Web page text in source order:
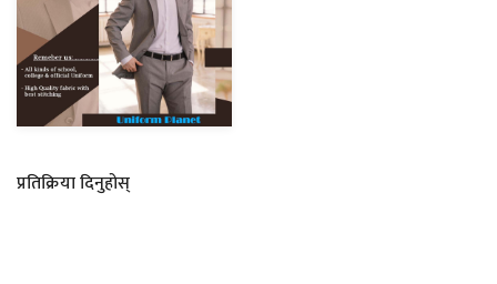
प्रतिक्रिया दिनुहोस्